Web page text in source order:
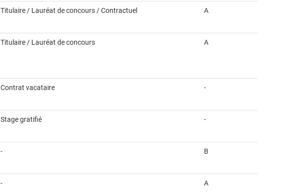
Titulaire / Lauréat de concours / Contractuel A
Titulaire / Lauréat de concours A
Contrat vacataire -
Stage gratifié -
- B
- A